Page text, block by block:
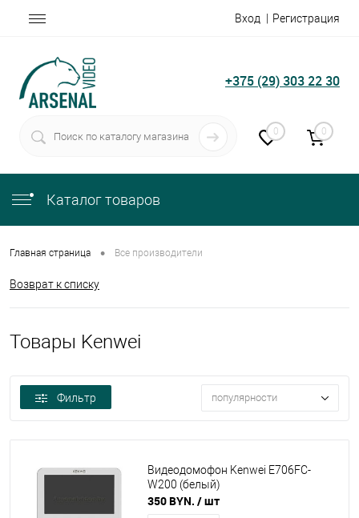
Вход Регистрация
+375 (29) 303 22 30
0 0
Каталог товаров
Главная страница • Все производители
Возврат к списку
Товары Kenwei
Фильтр популярности
Видеодомофон Kenwei E706FC-
W200 (бeлый)
350 BYN. / шт